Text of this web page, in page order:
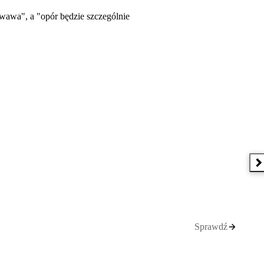
a "opór będzie szczególnie
Sprawdź